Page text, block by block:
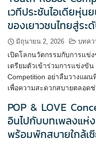
เวทีประชันไอเดียหุ่น
ของเยาวชนไทยสู่ระ
มิถุนายน 2, 2026 บทคว
เปิดโลกนวัตกรรมกับการแ
เตรียมตัวเข้าร่วมการแข่งขัน
Competition อย่าลืมวางแผน
เพื่อความสะดวกสบายตลอด
POP & LOVE
อินไปกับบทเพลงแห่
พร้อมพักสบายใกล้เ